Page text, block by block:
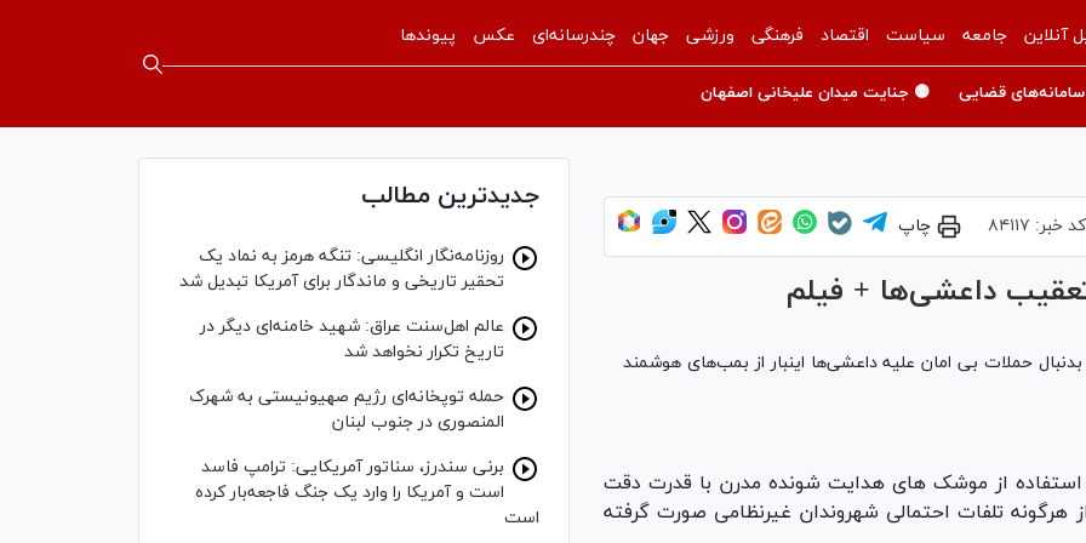
آنلاین جامعه سیاست اقتصاد فرهنگی ورزشی جهان چندرسانه‌ای عکس پیوندها
قضایی 🟡 جنایت میدان علیخانی اصفهان
کد خبر: ۸۴۱۱۷ چاپ
داعشی‌ها + فیلم
بدنبال حملات بی امان علیه داعشی‌ها اینبار از بمب‌های هوشمند
از موشک های هدایت شونده مدرن با قدرت دقت
هرگونه تلفات احتمالی شهروندان غیرنظامی صورت گرفته
جدیدترین مطالب
روزنامه‌نگار انگلیسی: تنگه هرمز به نماد یک
تحقیر تاریخی و ماندگار برای آمریکا تبدیل شد
عالم اهل‌سنت عراق: شهید خامنه‌ای دیگر در
تاریخ تکرار نخواهد شد
حمله توپخانه‌ای رژیم صهیونیستی به شهرک
المنصوری در جنوب لبنان
برنی سندرز، سناتور آمریکایی: ترامپ فاسد
است و آمریکا را وارد یک جنگ فاجعه‌بار کرده
است